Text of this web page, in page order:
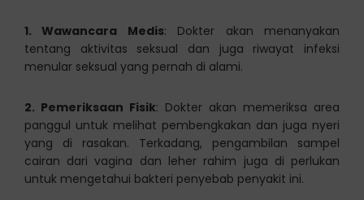
1. Wawancara Medis: Dokter akan menanyakan
tentang aktivitas seksual dan juga riwayat infeksi
menular seksual yang pernah di alami.
2. Pemeriksaan Fisik: Dokter akan memeriksa area
panggul untuk melihat pembengkakan dan juga nyeri
yang di rasakan. Terkadang, pengambilan sampel
cairan dari vagina dan leher rahim juga di perlukan
untuk mengetahui bakteri penyebab penyakit ini.